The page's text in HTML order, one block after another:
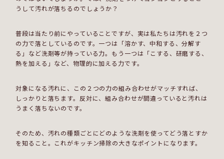
うして汚れが落ちるのでしょうか？
普段は当たり前にやっていることですが、実は私たちは汚れを２つ
の力で落としているのです。一つは「溶かす、中和する、分解す
る」など洗剤等が持っている力。もう一つは「こする、研磨する、
熱を加える」など、物理的に加える力です。
対象になる汚れに、この２つの力の組み合わせがマッチすれば、
しっかりと落ちます。反対に、組み合わせが間違っていると汚れは
うまく落ちないのです。
そのため、汚れの種類ごとにどのような洗剤を使ってどう落とすか
を知ること。これがキッチン掃除の大きなポイントになります。